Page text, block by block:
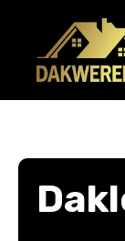
inhoud